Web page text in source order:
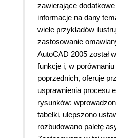
zawierające
informacje na dany
wiele przykładów
zastosowanie
AutoCAD 2005 został
funkcje i, w
poprzednich, oferuje
usprawnienia procesu
rysunków:
tabelki, ulepszono
rozbudowano paletę